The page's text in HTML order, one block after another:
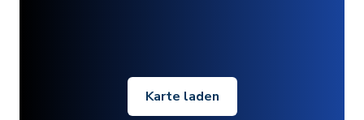
Karte laden